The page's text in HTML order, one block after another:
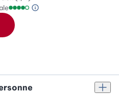
Échelle de compatibilité
Information sur